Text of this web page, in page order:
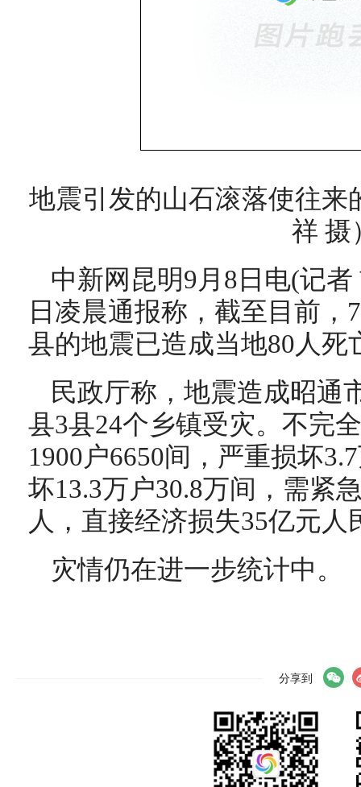
地震引发的山石滚落使往来
祥 摄
中新网昆明9月8日电(记
日凌晨通报称，截至目前
县的地震已造成当地80人死
民政厅称，地震造成昭通
县3县24个乡镇受灾。不完
1900户6650间，严重损坏
坏13.3万户30.8万间，需紧
人，直接经济损失35亿元人
灾情仍在进一步统计中。
分享到